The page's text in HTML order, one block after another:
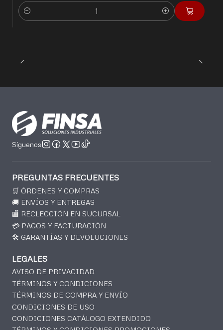
Cantidad
Síguenos
PREGUNTAS FRECUENTES
🛒 ÓRDENES Y COMPRAS
🚚 ENVÍOS Y ENTREGAS
🏬 RECLECCIÓN EN SUCURSAL
💳 PAGOS Y FACTURACIÓN
🛠️ GARANTÍAS Y DEVOLUCIONES
LEGALES
AVISO DE PRIVACIDAD
TÉRMINOS Y CONDICIONES
TÉRMINOS DE COMPRA Y ENVÍO
CONDICIONES DE USO
CONDICIONES CATÁLOGO EXTENDIDO